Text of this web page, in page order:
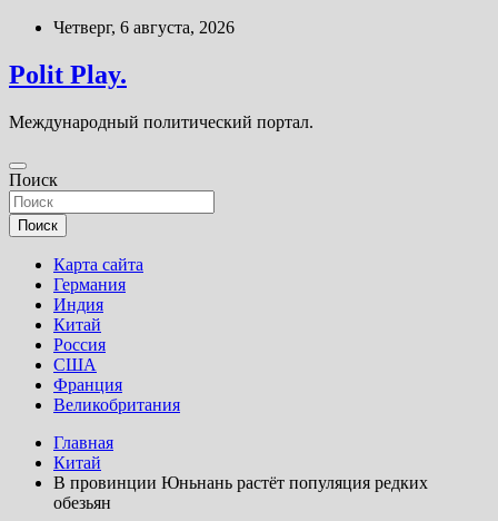
Перейти
содержимому
Четверг, 6 августа, 2026
Polit Play.
Международный политический портал.
Поиск
Поиск
Карта сайта
Германия
Индия
Китай
Россия
США
Франция
Великобритания
Главная
Китай
В провинции Юньнань растёт популяция редких
обезьян